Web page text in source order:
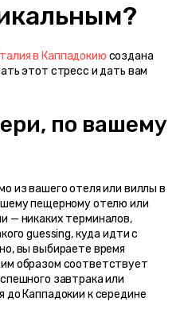
в Каппадокию создана
этот стресс и дать вам
по вашему
из вашего отеля или виллы в
пещерному отелю или
— никаких терминалов,
guessing, куда идти с
вы выбираете время
образом соответствует
завтрака или
до Каппадокии к середине